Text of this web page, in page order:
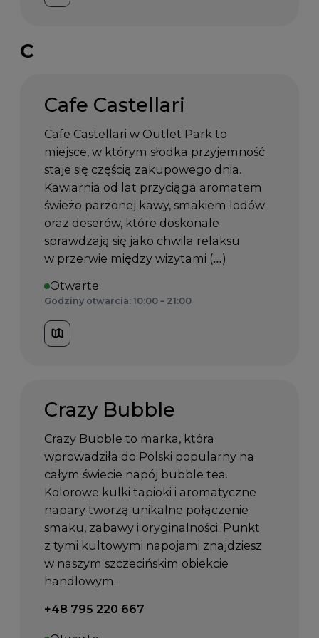
C
Cafe Castellari
Cafe Castellari w Outlet Park to
miejsce, w którym słodka przyjemność
staje się częścią zakupowego dnia.
Kawiarnia od lat przyciąga aromatem
świeżo parzonej kawy, smakiem lodów
oraz deserów, które doskonale
sprawdzają się jako chwila relaksu
w przerwie między wizytami (…)
Otwarte
Godziny otwarcia: 10:00 – 21:00
Crazy Bubble
Crazy Bubble to marka, która
wprowadziła do Polski popularny na
całym świecie napój bubble tea.
Kolorowe kulki tapioki i aromatyczne
napary tworzą unikalne połączenie
smaku, zabawy i oryginalności. Punkt
z tymi kultowymi napojami znajdziesz
w naszym szczecińskim obiekcie
handlowym.
Telefon kontaktowy:
+48 795 220 667